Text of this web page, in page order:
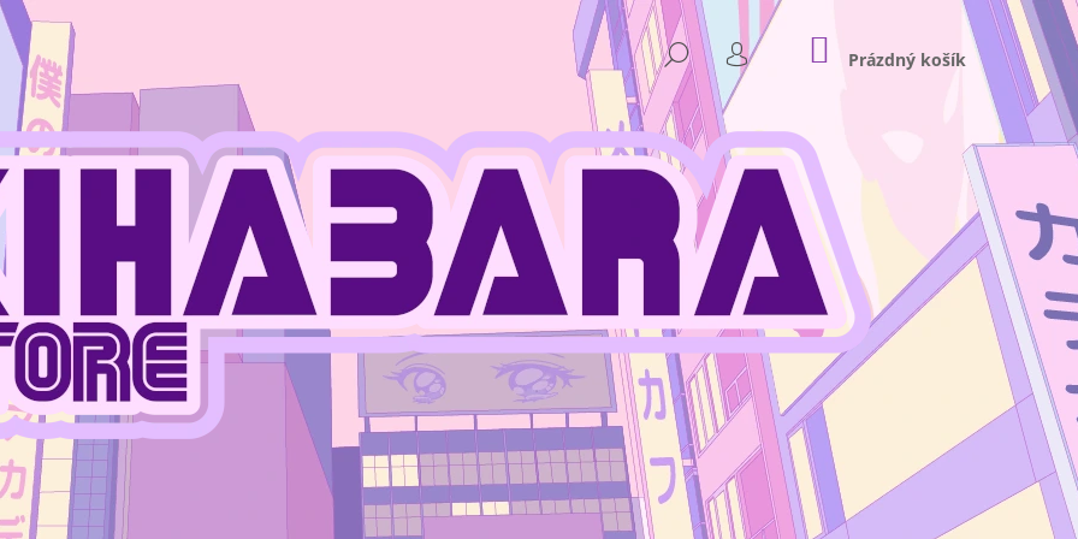
HLEDAT
PŘIHLÁŠENÍ
NÁKUPNÍ
KOŠÍK
Prázdný košík
CO POTŘEBUJETE NAJÍT?
HLEDAT
DOPORUČUJEME
KAISEN - MEGUMI FUSHIGURO ONE PIECE - MONKEY D. LUFFY GEAR 4